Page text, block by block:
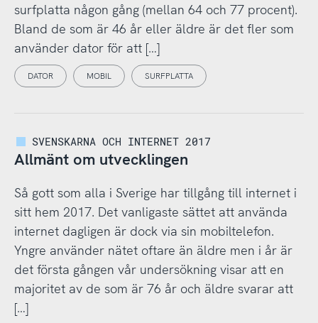
surfplatta någon gång (mellan 64 och 77 procent).
Bland de som är 46 år eller äldre är det fler som
använder dator för att […]
DATOR MOBIL SURFPLATTA
SVENSKARNA OCH INTERNET 2017
Allmänt om utvecklingen
Så gott som alla i Sverige har tillgång till internet i
sitt hem 2017. Det vanligaste sättet att använda
internet dagligen är dock via sin mobiltelefon.
Yngre använder nätet oftare än äldre men i år är
det första gången vår undersökning visar att en
majoritet av de som är 76 år och äldre svarar att
[…]